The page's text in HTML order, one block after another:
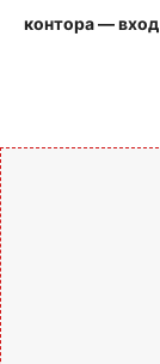
контора — вход